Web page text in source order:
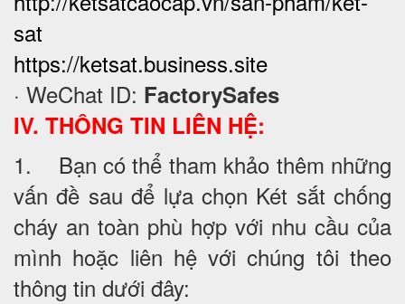
sat
https://ketsat.business.site
· WeChat ID: FactorySafes
IV. THÔNG TIN LIÊN HỆ:
1. Bạn có thể tham khảo thêm những
vấn đề sau để lựa chọn Két sắt chống
cháy an toàn phù hợp với nhu cầu của
mình hoặc liên hệ với chúng tôi theo
thông tin dưới đây: